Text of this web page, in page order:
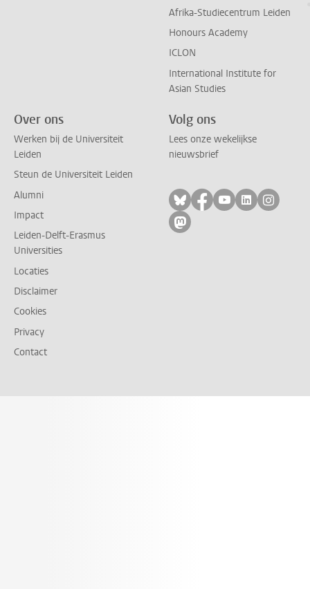
Afrika-Studiecentrum Leiden
Honours Academy
ICLON
International Institute for
Asian Studies
Over ons
Werken bij de Universiteit
Leiden
Steun de Universiteit Leiden
Alumni
Impact
Leiden-Delft-Erasmus
Universities
Locaties
Disclaimer
Cookies
Privacy
Contact
Volg ons
Lees onze wekelijkse
nieuwsbrief
Volg ons op bluesky
Volg ons op
Volg ons op
Volg ons
Volg
Volg ons op mastodon